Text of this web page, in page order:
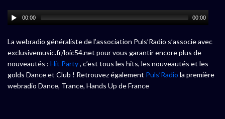
00:00 00:00
La webradio généraliste de l’association Puls’Radio s’associe avec
exclusivemusic.fr/loic54.net pour vous garantir encore plus de
nouveautés : Hit Party, c’est tous les hits, les nouveautés et les
golds Dance et Club ! Retrouvez également Puls’Radio la première
webradio Dance, Trance, Hands Up de France